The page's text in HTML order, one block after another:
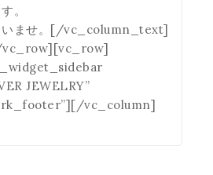
。
いませ。[/vc_column_text]
JEWELRY”
vc_column]